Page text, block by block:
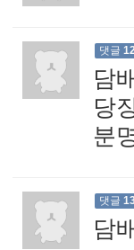
댓글
담
당
분
댓글
담